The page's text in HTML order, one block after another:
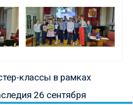
классы в рамках
26 сентября